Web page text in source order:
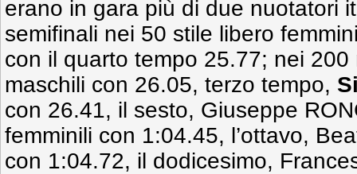
erano in gara più di due nuotatori
semifinali nei 50 stile libero
con il quarto tempo 25.77; nei
maschili con 26.05, terzo tempo,
con 26.41, il sesto, Giuseppe
femminili con 1:04.45, l’ottavo,
con 1:04.72, il dodicesimo,